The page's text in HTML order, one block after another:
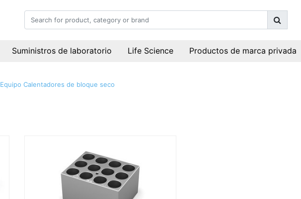
Suministros de laboratorio Life Science Productos de marca privada
Equipo Calentadores de bloque seco